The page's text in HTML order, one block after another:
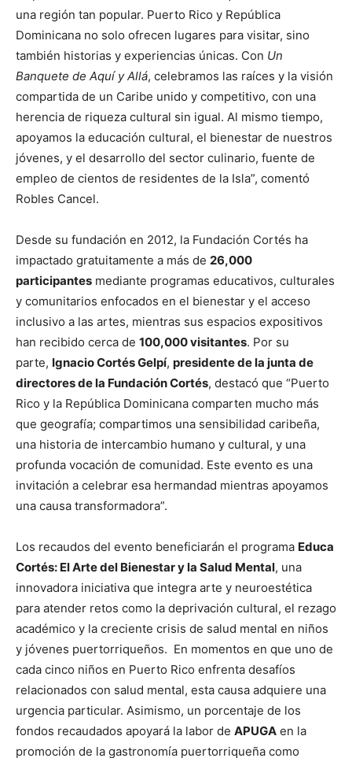
una región tan popular. Puerto Rico y República
Dominicana no solo ofrecen lugares para visitar, sino
también historias y experiencias únicas. Con Un
Banquete de Aquí y Allá, celebramos las raíces y la visión
compartida de un Caribe unido y competitivo, con una
herencia de riqueza cultural sin igual. Al mismo tiempo,
apoyamos la educación cultural, el bienestar de nuestros
jóvenes, y el desarrollo del sector culinario, fuente de
empleo de cientos de residentes de la Isla”, comentó
Robles Cancel.
Desde su fundación en 2012, la Fundación Cortés ha
impactado gratuitamente a más de 26,000
participantes mediante programas educativos, culturales
y comunitarios enfocados en el bienestar y el acceso
inclusivo a las artes, mientras sus espacios expositivos
han recibido cerca de 100,000 visitantes. Por su
parte, Ignacio Cortés Gelpí, presidente de la junta de
directores de la Fundación Cortés, destacó que “Puerto
Rico y la República Dominicana comparten mucho más
que geografía; compartimos una sensibilidad caribeña,
una historia de intercambio humano y cultural, y una
profunda vocación de comunidad. Este evento es una
invitación a celebrar esa hermandad mientras apoyamos
una causa transformadora”.
Los recaudos del evento beneficiarán el programa Educa
Cortés: El Arte del Bienestar y la Salud Mental, una
innovadora iniciativa que integra arte y neuroestética
para atender retos como la deprivación cultural, el rezago
académico y la creciente crisis de salud mental en niños
y jóvenes puertorriqueños. En momentos en que uno de
cada cinco niños en Puerto Rico enfrenta desafíos
relacionados con salud mental, esta causa adquiere una
urgencia particular. Asimismo, un porcentaje de los
fondos recaudados apoyará la labor de APUGA en la
promoción de la gastronomía puertorriqueña como